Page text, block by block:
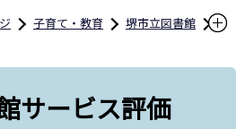
子育て・教育
堺市立図書館
サービス評価